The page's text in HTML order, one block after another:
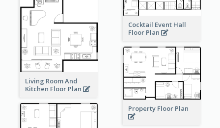
Cocktail Event Hall
Floor Plan
Living Room And
Kitchen Floor Plan
Property Floor Plan